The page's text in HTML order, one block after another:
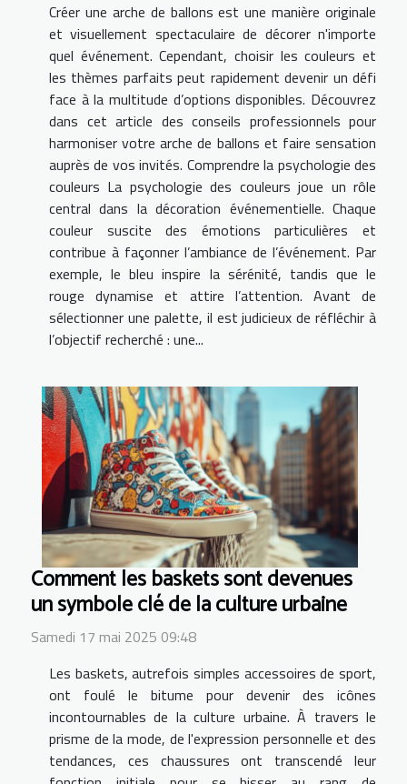
Créer une arche de ballons est une manière originale
et visuellement spectaculaire de décorer n'importe
quel événement. Cependant, choisir les couleurs et
les thèmes parfaits peut rapidement devenir un défi
face à la multitude d’options disponibles. Découvrez
dans cet article des conseils professionnels pour
harmoniser votre arche de ballons et faire sensation
auprès de vos invités. Comprendre la psychologie des
couleurs La psychologie des couleurs joue un rôle
central dans la décoration événementielle. Chaque
couleur suscite des émotions particulières et
contribue à façonner l’ambiance de l’événement. Par
exemple, le bleu inspire la sérénité, tandis que le
rouge dynamise et attire l’attention. Avant de
sélectionner une palette, il est judicieux de réfléchir à
l’objectif recherché : une...
Comment les baskets sont devenues
un symbole clé de la culture urbaine
Samedi 17 mai 2025 09:48
Les baskets, autrefois simples accessoires de sport,
ont foulé le bitume pour devenir des icônes
incontournables de la culture urbaine. À travers le
prisme de la mode, de l'expression personnelle et des
tendances, ces chaussures ont transcendé leur